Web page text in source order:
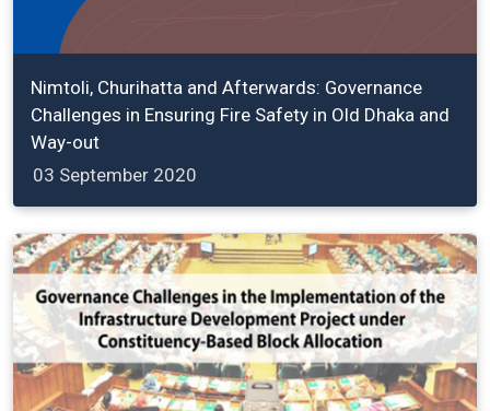
Nimtoli, Churihatta and Afterwards: Governance
Challenges in Ensuring Fire Safety in Old Dhaka and
Way-out
03 September 2020